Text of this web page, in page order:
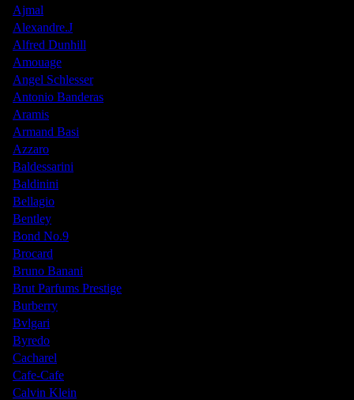
Ajmal
Alexandre.J
Alfred Dunhill
Amouage
Angel Schlesser
Antonio Banderas
Aramis
Armand Basi
Azzaro
Baldessarini
Baldinini
Bellagio
Bentley
Bond No.9
Brocard
Bruno Banani
Brut Parfums Prestige
Burberry
Bvlgari
Byredo
Cacharel
Cafe-Cafe
Calvin Klein